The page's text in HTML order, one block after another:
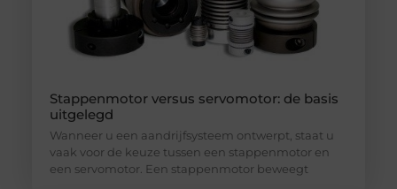
Stappenmotor versus servomotor: de basis
uitgelegd
Wanneer u een aandrijfsysteem ontwerpt, staat u
vaak voor de keuze tussen een stappenmotor en
een servomotor. Een stappenmotor beweegt